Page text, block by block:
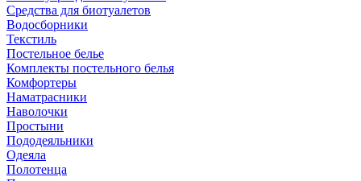
Средства для биотуалетов
Водосборники
Текстиль
Постельное белье
Комплекты постельного белья
Комфортеры
Наматрасники
Наволочки
Простыни
Пододеяльники
Одеяла
Полотенца